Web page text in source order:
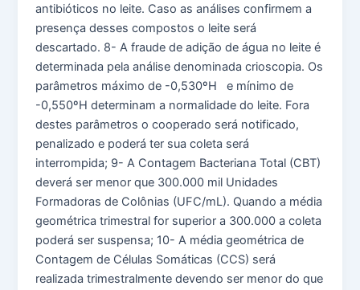
antibióticos no leite. Caso as análises confirmem a
presença desses compostos o leite será
descartado. 8- A fraude de adição de água no leite é
determinada pela análise denominada crioscopia. Os
parâmetros máximo de -0,530ºH e mínimo de
-0,550ºH determinam a normalidade do leite. Fora
destes parâmetros o cooperado será notificado,
penalizado e poderá ter sua coleta será
interrompida; 9- A Contagem Bacteriana Total (CBT)
deverá ser menor que 300.000 mil Unidades
Formadoras de Colônias (UFC/mL). Quando a média
geométrica trimestral for superior a 300.000 a coleta
poderá ser suspensa; 10- A média geométrica de
Contagem de Células Somáticas (CCS) será
realizada trimestralmente devendo ser menor do que